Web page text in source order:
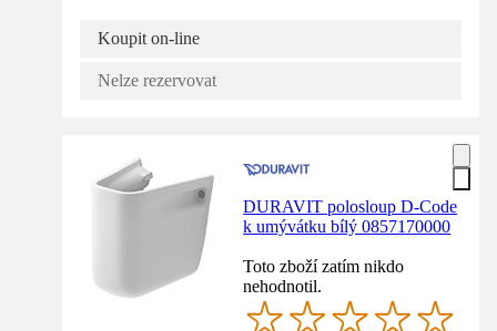
Koupit on-line
Nelze rezervovat
DURAVIT polosloup D-Code
k umývátku bílý 0857170000
Toto zboží zatím nikdo
nehodnotil.